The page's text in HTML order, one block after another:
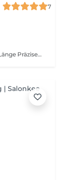
7
Gleichmäßiges Trimmen auf die gewünschte Länge Präzises Rasieren der Konturen an Wangen und Hals Anwendung hochwertiger Bartpflegeprodukte Abschließendes Styling für den perfekten Look